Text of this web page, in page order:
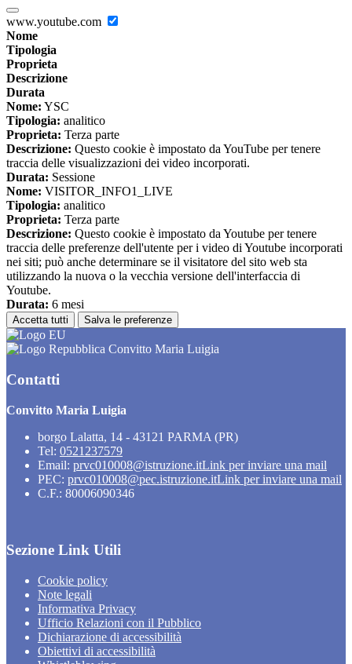
www.youtube.com
Nome
Tipologia
Proprieta
Descrizione
Durata
Nome: YSC
Tipologia: analitico
Proprieta: Terza parte
Descrizione: Questo cookie è impostato da YouTube per tenere
traccia delle visualizzazioni dei video incorporati.
Durata: Sessione
Nome: VISITOR_INFO1_LIVE
Tipologia: analitico
Proprieta: Terza parte
Descrizione: Questo cookie è impostato da Youtube per tenere
traccia delle preferenze dell'utente per i video di Youtube incorporati
nei siti; può anche determinare se il visitatore del sito web sta
utilizzando la nuova o la vecchia versione dell'interfaccia di
Youtube.
Durata: 6 mesi
Accetta tutti Salva le preferenze
Convitto Maria Luigia
Contatti
Convitto Maria Luigia
borgo Lalatta, 14 - 43121 PARMA (PR)
Tel: 0521237579
Email: prvc010008@istruzione.itLink per inviare una mail
PEC: prvc010008@pec.istruzione.itLink per inviare una mail
C.F.: 80006090346
Sezione Link Utili
Cookie policy
Note legali
Informativa Privacy
Ufficio Relazioni con il Pubblico
Dichiarazione di accessibilità
Obiettivi di accessibilità